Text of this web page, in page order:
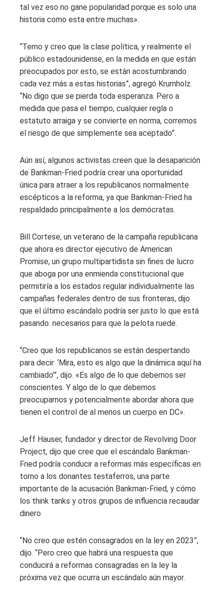
tal vez eso no gane popularidad porque es solo una
historia como esta entre muchas».
“Temo y creo que la clase política, y realmente el
público estadounidense, en la medida en que están
preocupados por esto, se están acostumbrando
cada vez más a estas historias”, agregó Krumholz.
“No digo que se pierda toda esperanza. Pero a
medida que pasa el tiempo, cualquier regla o
estatuto arraiga y se convierte en norma, corremos
el riesgo de que simplemente sea aceptado”.
Aún así, algunos activistas creen que la desaparición
de Bankman-Fried podría crear una oportunidad
única para atraer a los republicanos normalmente
escépticos a la reforma, ya que Bankman-Fried ha
respaldado principalmente a los demócratas.
Bill Cortese, un veterano de la campaña republicana
que ahora es director ejecutivo de American
Promise, un grupo multipartidista sin fines de lucro
que aboga por una enmienda constitucional que
permitiría a los estados regular individualmente las
campañas federales dentro de sus fronteras, dijo
que el último escándalo podría ser justo lo que está
pasando. necesarios para que la pelota ruede.
“Creo que los republicanos se están despertando
para decir: ‘Mira, esto es algo que la dinámica aquí ha
cambiado’”, dijo. «Es algo de lo que debemos ser
conscientes. Y algo de lo que debemos
preocuparnos y potencialmente abordar ahora que
tienen el control de al menos un cuerpo en DC».
Jeff Hauser, fundador y director de Revolving Door
Project, dijo que cree que el escándalo Bankman-
Fried podría conducir a reformas más específicas en
torno a los donantes testaferros, una parte
importante de la acusación Bankman-Fried, y cómo
los think tanks y otros grupos de influencia recaudar
dinero
“No creo que estén consagrados en la ley en 2023”,
dijo. “Pero creo que habrá una respuesta que
conducirá a reformas consagradas en la ley la
próxima vez que ocurra un escándalo aún mayor.